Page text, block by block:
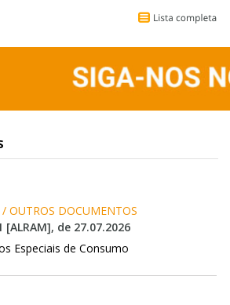
OUTROS DOCUMENTOS
de 27.07.2026
Especiais de Consumo